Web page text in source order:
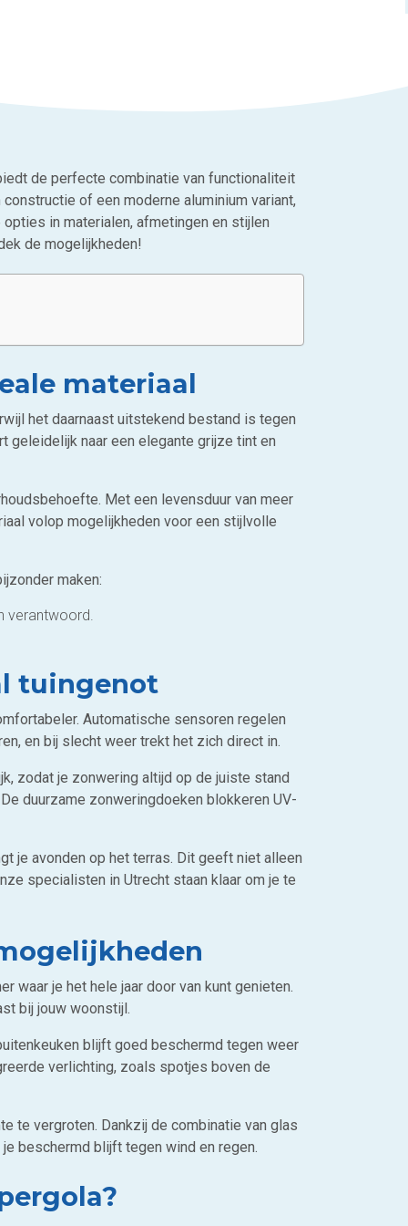
de perfecte combinatie van functionaliteit
of een moderne aluminium variant,
in materialen, afmetingen en stijlen
de mogelijkheden!
materiaal
het daarnaast uitstekend bestand is tegen
geleidelijk naar een elegante grijze tint en
Met een levensduur van meer
volop mogelijkheden voor een stijlvolle
maken:
verantwoord.
tuingenot
Automatische sensoren regelen
en bij slecht weer trekt het zich direct in.
zodat je zonwering altijd op de juiste stand
duurzame zonweringdoeken blokkeren UV-
je avonden op het terras. Dit geeft niet alleen
specialisten in Utrecht staan klaar om je te
waar je het hele jaar door van kunt genieten.
bij jouw woonstijl.
blijft goed beschermd tegen weer
verlichting, zoals spotjes boven de
te vergroten. Dankzij de combinatie van glas
beschermd blijft tegen wind en regen.